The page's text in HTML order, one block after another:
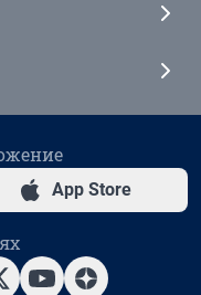
App Store